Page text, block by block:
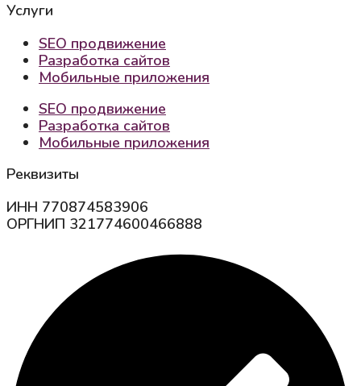
Услуги
SEO продвижение
Разработка сайтов
Мобильные приложения
SEO продвижение
Разработка сайтов
Мобильные приложения
Реквизиты
ИНН 770874583906
ОРГНИП 321774600466888